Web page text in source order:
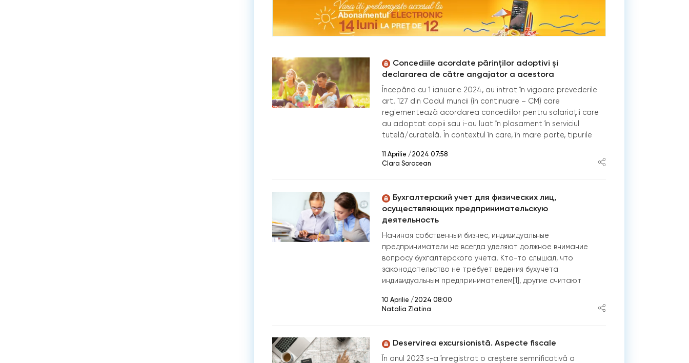
Concediile acordate părinților adoptivi și
declararea de către angajator a acestora
Începând cu 1 ianuarie 2024, au intrat în vigoare prevederile
art. 127 din Codul muncii (în continuare – CM) care
reglementează acordarea concediilor pentru salariații care
au adoptat copii sau i-au luat în plasament în serviciul
tutelă/curatelă. În contextul în care, în mare parte, tipurile
11 Aprilie /2024 07:58
Clara Sorocean
Бухгалтерский учет для физических лиц,
осуществляющих предпринимательскую
деятельность
Начиная собственный бизнес, индивидуальные
предприниматели не всегда уделяют должное внимание
вопросу бухгалтерского учета. Кто-то слышал, что
законодательство не требует ведения бухучета
индивидуальным предпринимателем[1], другие считают
10 Aprilie /2024 08:00
Natalia Zlatina
Deservirea excursionistă. Aspecte fiscale
În anul 2023 s-a înregistrat o creștere semnificativă a